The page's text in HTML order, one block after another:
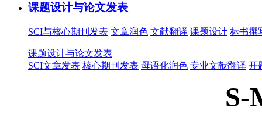
课题设计与论文发表
SCI与核心期刊发表 文章润色 文献翻译 课题设计 标书撰
课题设计与论文发表
SCI文章发表 核心期刊发表 母语化润色 专业文献翻译 开
S-